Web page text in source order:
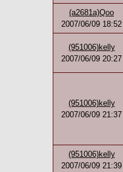
(a2681a)Qoo
2007/06/09 18:52
(951006)kelly
2007/06/09 20:27
(951006)kelly
2007/06/09 21:37
(951006)kelly
2007/06/09 21:39